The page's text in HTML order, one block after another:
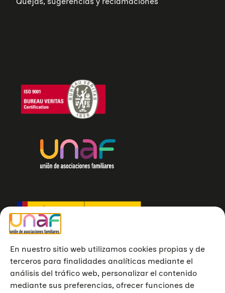
En nuestro sitio web utilizamos cookies propias y de
terceros para finalidades analíticas mediante el
análisis del tráfico web, personalizar el contenido
mediante sus preferencias, ofrecer funciones de